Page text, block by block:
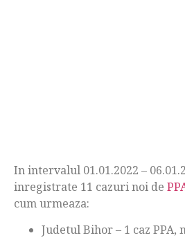
In intervalul 01.01.2022 –
inregistrate 11 cazuri noi de
cum urmeaza:
Judetul Bihor – 1 caz PPA,